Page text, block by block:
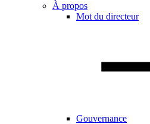
À propos
Mot du directeur
Gouvernance